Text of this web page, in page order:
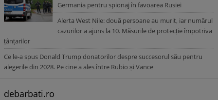
Germania pentru spionaj în favoarea Rusiei
Alerta West Nile: două persoane au murit, iar numărul
cazurilor a ajuns la 10. Măsurile de protecție împotriva
țânțarilor
Ce le-a spus Donald Trump donatorilor despre succesorul său pentru
alegerile din 2028. Pe cine a ales între Rubio și Vance
debarbati.ro